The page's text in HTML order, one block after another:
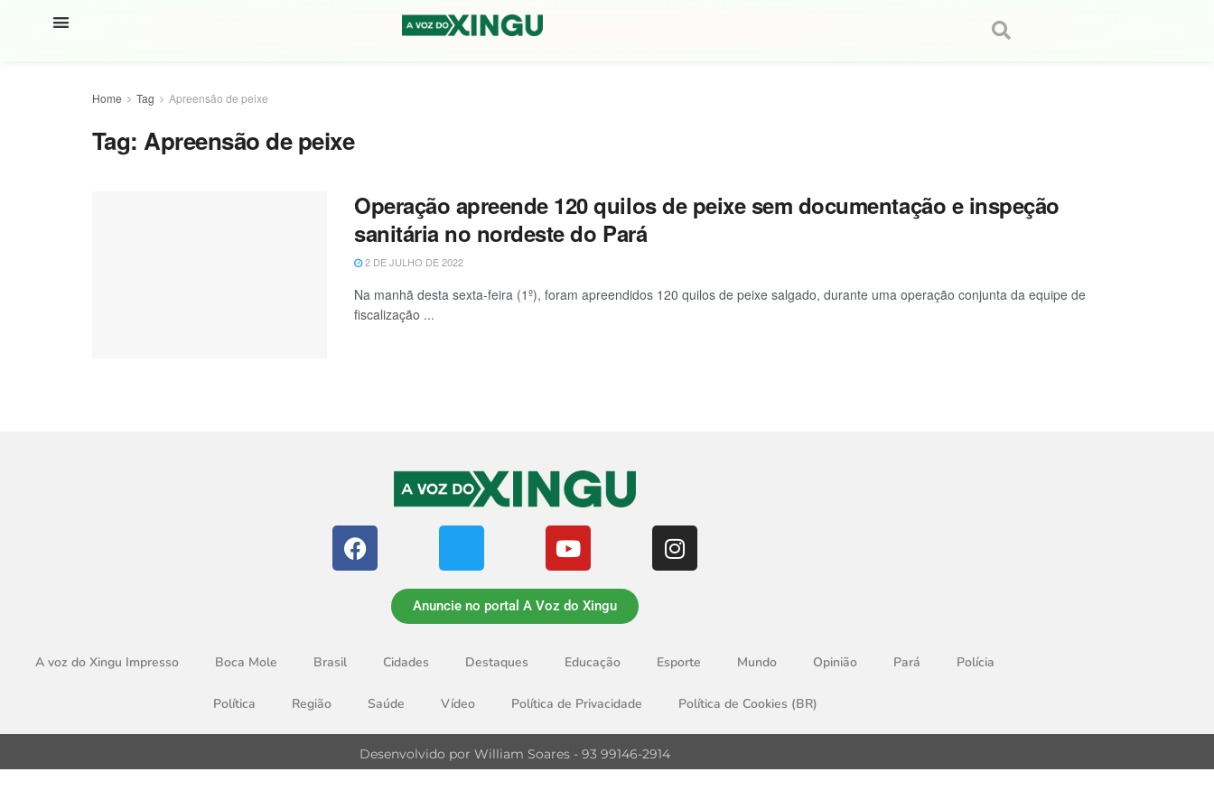
Home Tag Apreensão de peixe
Tag:Apreensão de peixe
Operação apreende 120 quilos de peixe sem documentação e inspeção
sanitária no nordeste do Pará
2 DE JULHO DE 2022
Na manhã desta sexta-feira (1º), foram apreendidos 120 quilos de peixe salgado, durante uma operação conjunta da equipe de
fiscalização ...
Anuncie no portal A Voz do Xingu
A voz do Xingu Impresso Boca Mole Brasil Cidades Destaques Educação Esporte Mundo Opinião Pará Polícia
Política Região Saúde Vídeo Política de Privacidade Política de Cookies (BR)
Desenvolvido por William Soares - 93 99146-2914